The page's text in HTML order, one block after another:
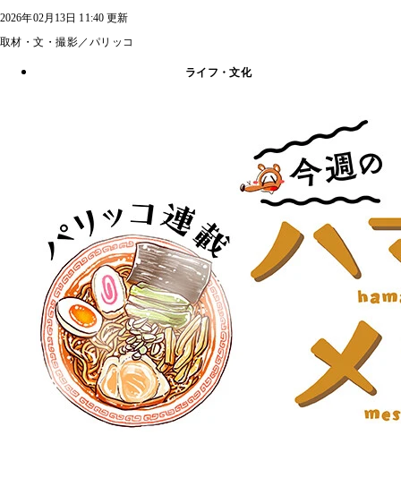
2026年02月13日 11:40 更新
取材・文・撮影／パリッコ
ライフ・文化